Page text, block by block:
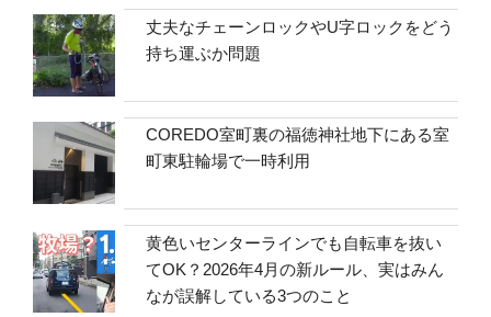
丈夫なチェーンロックやU字ロックをどう
持ち運ぶか問題
COREDO室町裏の福徳神社地下にある室
町東駐輪場で一時利用
黄色いセンターラインでも自転車を抜い
てOK？2026年4月の新ルール、実はみん
なが誤解している3つのこと